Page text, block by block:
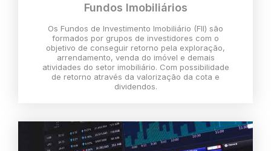
Fundos Imobiliários
Os Fundos de Investimento Imobiliário (FII) são
formados por grupos de investidores com o
objetivo de conseguir retorno pela exploração,
arrendamento, venda do imóvel e demais
atividades do setor imobiliário. Com possibilidade
de retorno através da valorização da cota e
dividendos.